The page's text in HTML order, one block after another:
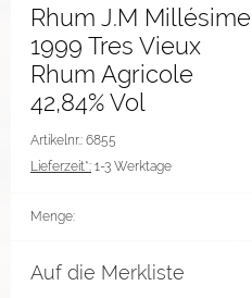
Rhum J.M Millésime
1999 Tres Vieux
Rhum Agricole
42,84% Vol
Artikelnr.: 6855
Lieferzeit*: 1-3 Werktage
Menge:
Auf die Merkliste